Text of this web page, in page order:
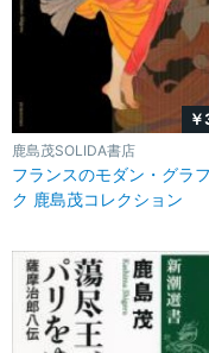
鹿島茂SOLIDA書店
フランスのモダン・グラ
ク 鹿島茂コレクション